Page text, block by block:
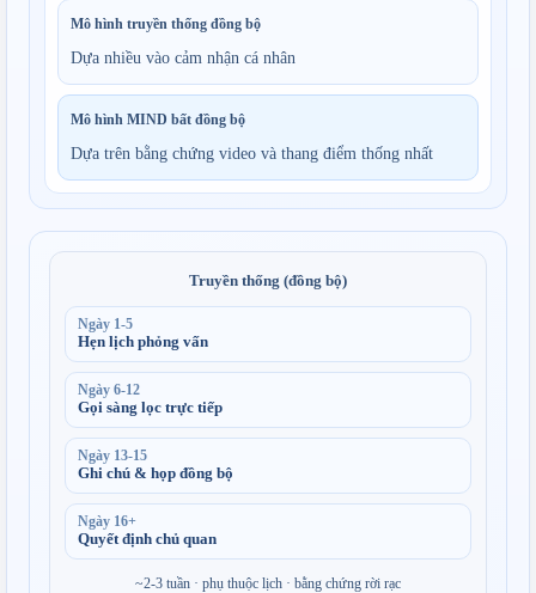
Mô hình truyền thống đồng bộ
Dựa nhiều vào cảm nhận cá nhân
Mô hình MIND bất đồng bộ
Dựa trên bằng chứng video và thang điểm thống nhất
Truyền thống (đồng bộ)
Ngày 1-5
Hẹn lịch phỏng vấn
Ngày 6-12
Gọi sàng lọc trực tiếp
Ngày 13-15
Ghi chú & họp đồng bộ
Ngày 16+
Quyết định chủ quan
~2-3 tuần · phụ thuộc lịch · bằng chứng rời rạc